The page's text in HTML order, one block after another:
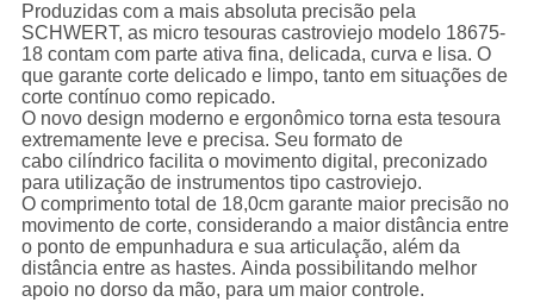
Produzidas com a mais absoluta precisão pela
SCHWERT, as micro tesouras castroviejo modelo 18675-
18 contam com parte ativa fina, delicada, curva e lisa. O
que garante corte delicado e limpo, tanto em situações de
corte contínuo como repicado.
O novo design moderno e ergonômico torna esta tesoura
extremamente leve e precisa. Seu formato de
cabo cilíndrico facilita o movimento digital, preconizado
para utilização de instrumentos tipo castroviejo.
O comprimento total de 18,0cm garante maior precisão no
movimento de corte, considerando a maior distância entre
o ponto de empunhadura e sua articulação, além da
distância entre as hastes. Ainda possibilitando melhor
apoio no dorso da mão, para um maior controle.